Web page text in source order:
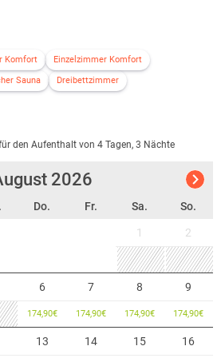
Komfort
Einzelzimmer Komfort
Sauna
Dreibettzimmer
den Aufenthalt von 4 Tagen, 3 Nächte
2026
Do. Fr. Sa. So.
1 2
6
174,90€
7
174,90€
8
174,90€
9
174,90€
13 14 15 16